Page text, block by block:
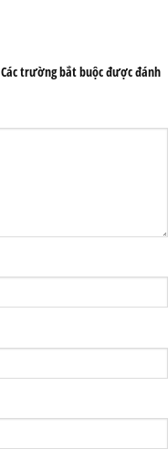
Các trường bắt buộc được đánh